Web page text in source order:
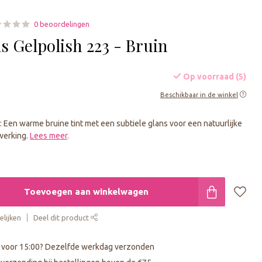
0 beoordelingen
Gelpolish 223 - Bruin
Op voorraad (5)
Beschikbaar in de winkel
Een warme bruine tint met een subtiele glans voor een natuurlijke
Lees meer.
Toevoegen aan winkelwagen
Deel dit product
15:00? Dezelfde werkdag verzonden